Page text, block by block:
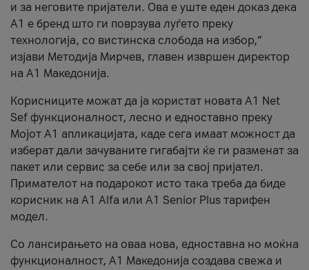
и за неговите пријатели. Ова е уште еден доказ дека
А1 е бренд што ги поврзува луѓето преку
технологија, со вистинска слобода на избор,“
изјави Методија Мирчев, главен извршен директор
на А1 Македонија.
Корисниците можат да ја користат новата А1 Net
Sef функционалност, лесно и едноставно преку
Мојот А1 апликацијата, каде сега имаат можност да
изберат дали зачуваните гигабајти ќе ги разменат за
пакет или сервис за себе или за свој пријател.
Примателот на подарокот исто така треба да биде
корисник на А1 Alfa или A1 Senior Plus тарифен
модел.
Со лансирањето на оваа нова, едноставна но моќна
функционалност, А1 Македонија создава свежа и